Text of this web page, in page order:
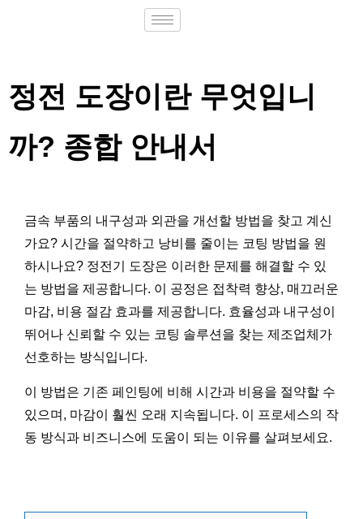
정전 도장이란 무엇입니
까? 종합 안내서
금속 부품의 내구성과 외관을 개선할 방법을 찾고 계신
가요? 시간을 절약하고 낭비를 줄이는 코팅 방법을 원
하시나요? 정전기 도장은 이러한 문제를 해결할 수 있
는 방법을 제공합니다. 이 공정은 접착력 향상, 매끄러운
마감, 비용 절감 효과를 제공합니다. 효율성과 내구성이
뛰어나 신뢰할 수 있는 코팅 솔루션을 찾는 제조업체가
선호하는 방식입니다.
이 방법은 기존 페인팅에 비해 시간과 비용을 절약할 수
있으며, 마감이 훨씬 오래 지속됩니다. 이 프로세스의 작
동 방식과 비즈니스에 도움이 되는 이유를 살펴보세요.